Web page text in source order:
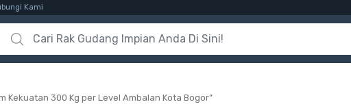
Kami
Search for:
Kekuatan 300 Kg per Level Ambalan Kota Bogor”